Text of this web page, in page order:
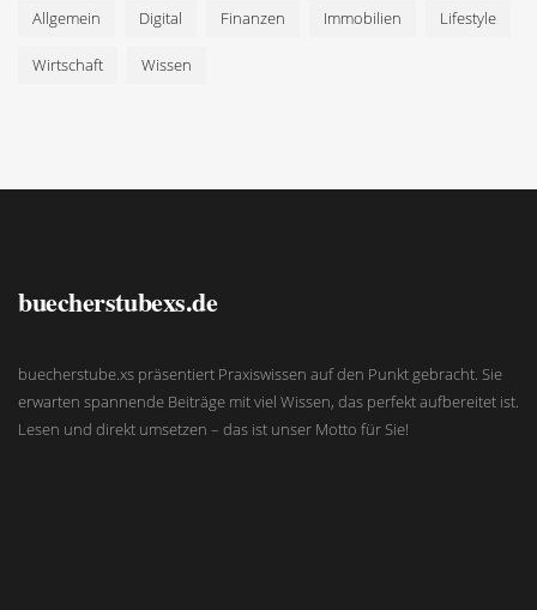
Allgemein Digital Finanzen Immobilien Lifestyle
Wirtschaft Wissen
buecherstubexs.de
buecherstube.xs präsentiert Praxiswissen auf den Punkt gebracht. Sie
erwarten spannende Beiträge mit viel Wissen, das perfekt aufbereitet ist.
Lesen und direkt umsetzen – das ist unser Motto für Sie!